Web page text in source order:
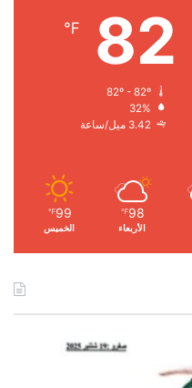
82
℉
32%
3.42 ميل/ساعة
98
℉
الأربعاء
99
℉
الخميس